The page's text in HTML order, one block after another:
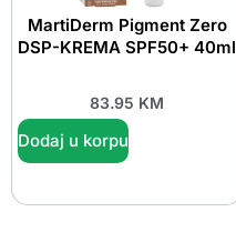
MartiDerm Pigment Zero
DSP-KREMA SPF50+ 40ml
83.95 KM
Dodaj u korpu